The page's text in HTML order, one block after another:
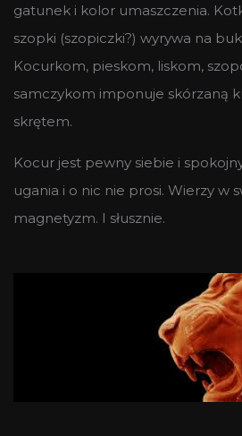
gatunek i kolor umaszczenia.
szopki (szopiczki?) wyrywa na
Kocurkom, pieskom, liskom,
samczykom imponuje skórzaną
skrętem.
Kocur jest pewny siebie i
ugania i o nic nie prosi. Wierzy w
magnetyzm. I słusznie.